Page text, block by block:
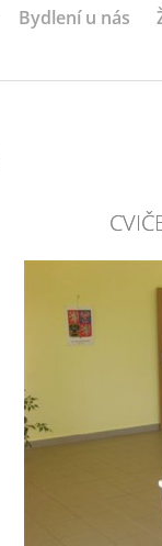
Bydlení u nás